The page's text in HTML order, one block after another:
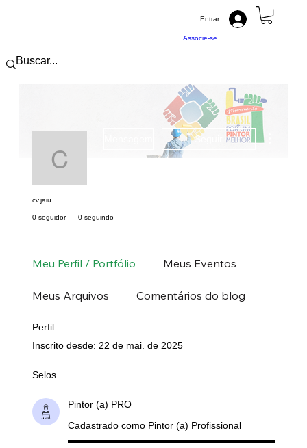
Associe-se
Entrar
cv.jaiu
Seguir
cv.jaiu
0 seguidor 0 seguindo
Meu Perfil / Portfólio Meus Eventos
Meus Arquivos Comentários do blog
Perfil
Inscrito desde: 22 de mai. de 2025
Selos
Pintor (a) PRO
Cadastrado como Pintor (a) Profissional